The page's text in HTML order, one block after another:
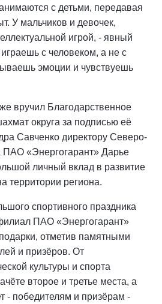
с детьми, передавая
У мальчиков и девочек,
игрой, - явный
играешь с человеком, а не с
эмоции и чувствуешь
вручил Благодарственное
округа за подписью её
Савченко директору Северо-
ПАО «Энергогарант» Дарье
личный вклад в развитие
территории региона.
спортивного праздника
ПАО «Энергогарант»
отметив памятными
и призёров. От
культуры и спорта
второе и третье места, а
- победителям и призёрам -